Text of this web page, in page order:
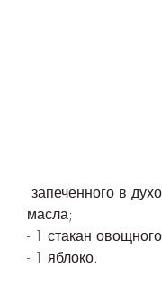
масла;
- 1 стакан
- 1 яблоко.